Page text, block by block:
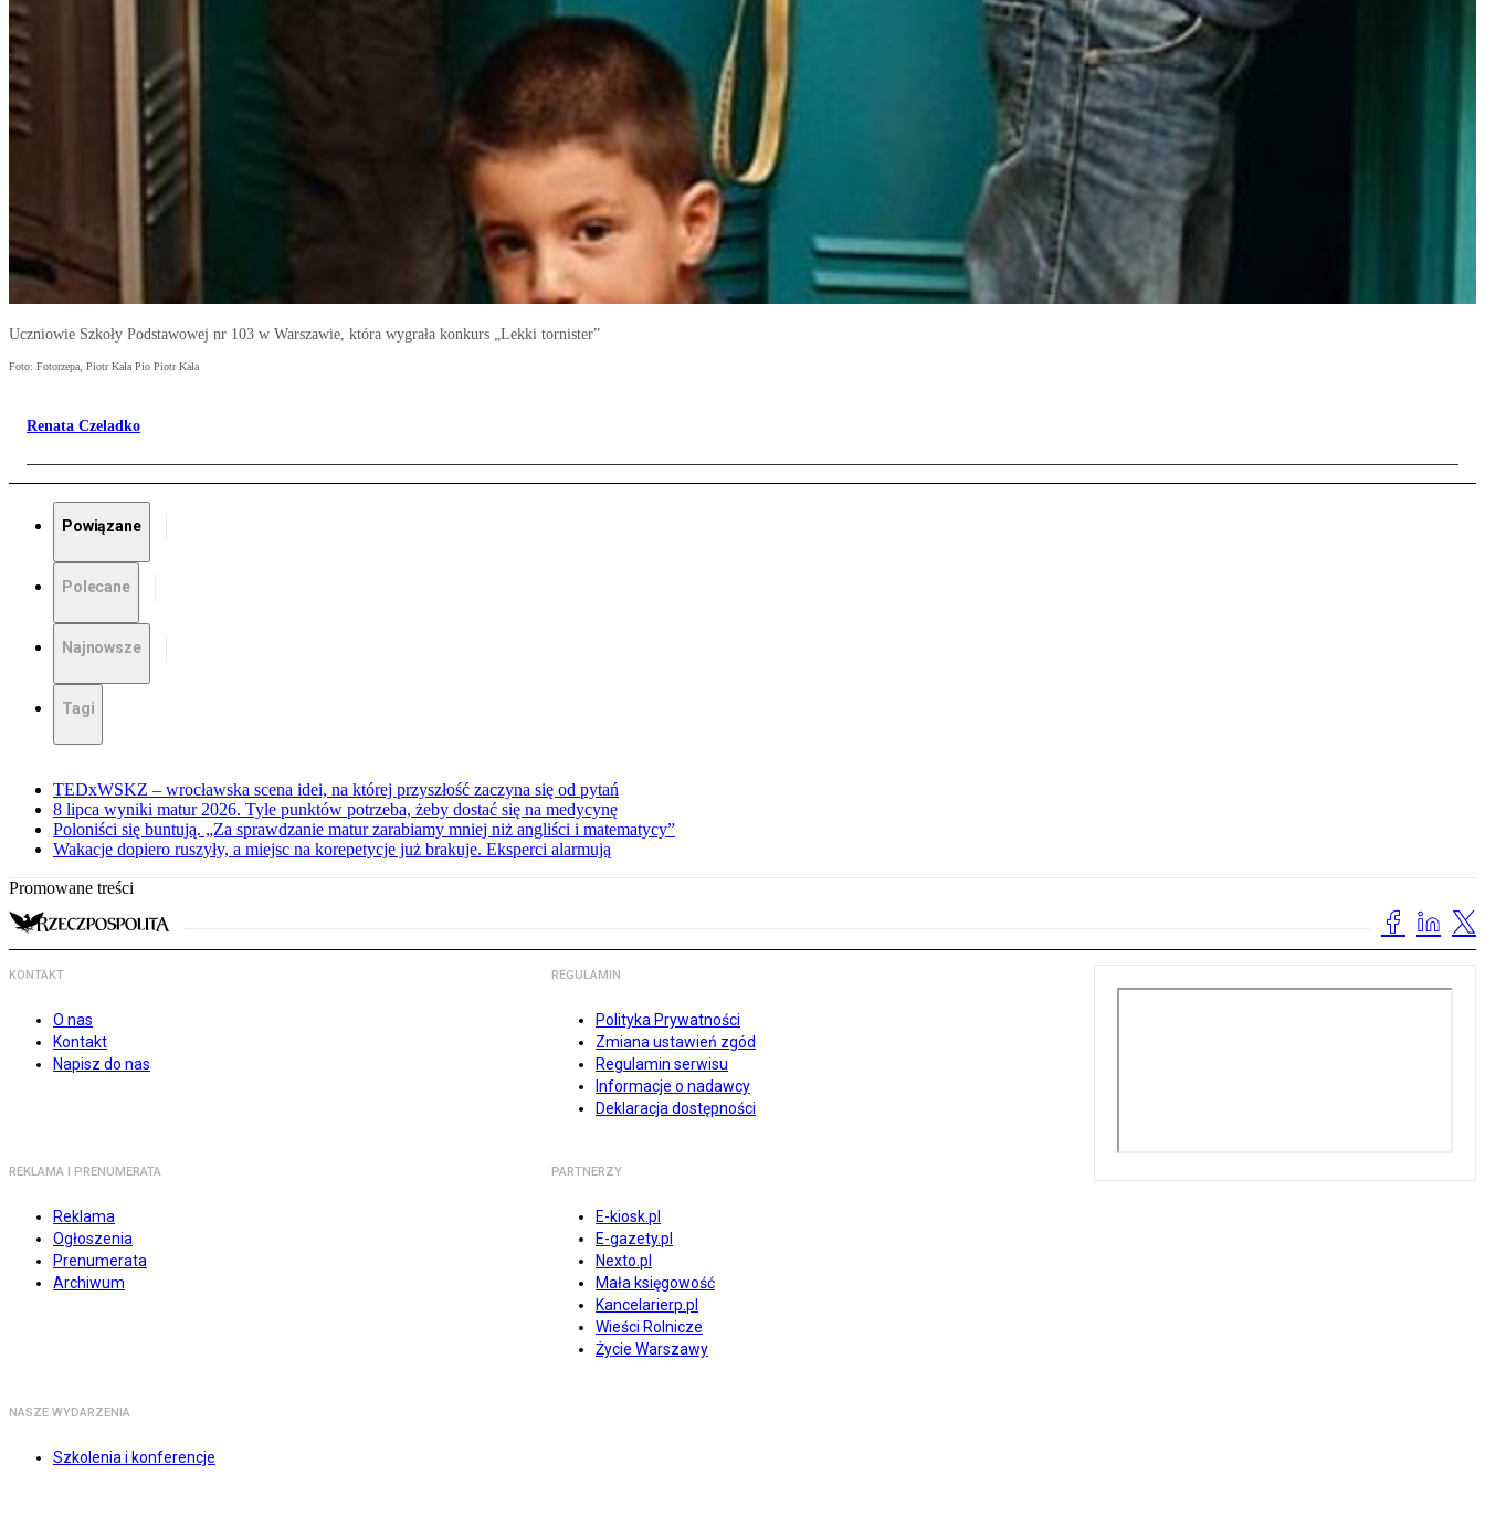
Uczniowie Szkoły Podstawowej nr 103 w Warszawie, która wygrała konkurs „Lekki tornister”
Foto: Fotorzepa, Piotr Kała Pio Piotr Kała
Renata Czeladko
Powiązane
Polecane
Najnowsze
Tagi
TEDxWSKZ – wrocławska scena idei, na której przyszłość zaczyna się od pytań
8 lipca wyniki matur 2026. Tyle punktów potrzeba, żeby dostać się na medycynę
Poloniści się buntują. „Za sprawdzanie matur zarabiamy mniej niż angliści i matematycy”
Wakacje dopiero ruszyły, a miejsc na korepetycje już brakuje. Eksperci alarmują
Promowane treści
KONTAKT
O nas
Kontakt
Napisz do nas
REGULAMIN
Polityka Prywatności
Zmiana ustawień zgód
Regulamin serwisu
Informacje o nadawcy
Deklaracja dostępności
REKLAMA I PRENUMERATA
Reklama
Ogłoszenia
Prenumerata
Archiwum
PARTNERZY
E-kiosk.pl
E-gazety.pl
Nexto.pl
Mała księgowość
Kancelarierp.pl
Wieści Rolnicze
Życie Warszawy
NASZE WYDARZENIA
Szkolenia i konferencje